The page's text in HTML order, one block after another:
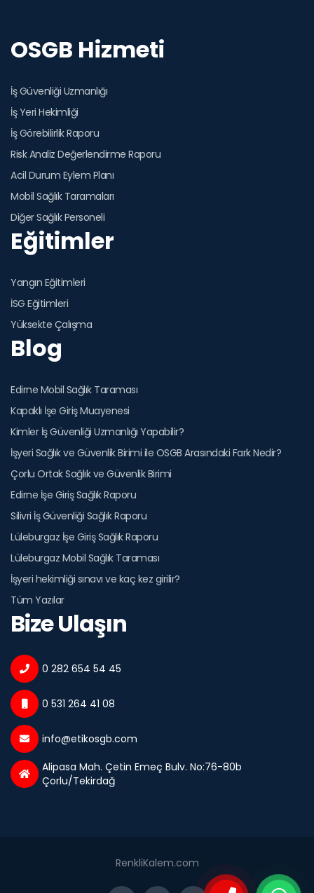
OSGB Hizmeti
İş Güvenliği Uzmanlığı
İş Yeri Hekimliği
İş Görebilirlik Raporu
Risk Analiz Değerlendirme Raporu
Acil Durum Eylem Planı
Mobil Sağlık Taramaları
Diğer Sağlık Personeli
Eğitimler
Yangın Eğitimleri
İSG Eğitimleri
Yüksekte Çalışma
Blog
Edirne Mobil Sağlık Taraması
Kapaklı İşe Giriş Muayenesi
Kimler İş Güvenliği Uzmanlığı Yapabilir?
İşyeri Sağlık ve Güvenlik Birimi ile OSGB Arasındaki Fark Nedir?
Çorlu Ortak Sağlık ve Güvenlik Birimi
Edirne İşe Giriş Sağlık Raporu
Silivri İş Güvenliği Sağlık Raporu
Lüleburgaz İşe Giriş Sağlık Raporu
Lüleburgaz Mobil Sağlık Taraması
İşyeri hekimliği sınavı ve kaç kez girilir?
Tüm Yazılar
Bize Ulaşın
0 282 654 54 45
0 531 264 41 08
info@etikosgb.com
Alipasa Mah. Çetin Emeç Bulv. No:76-80b
Çorlu/Tekirdağ
RenkliKalem.com